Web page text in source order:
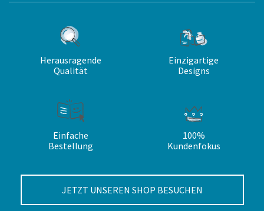
Herausragende
Qualität
Einzigartige
Designs
Einfache
Bestellung
100%
Kundenfokus
JETZT UNSEREN SHOP BESUCHEN